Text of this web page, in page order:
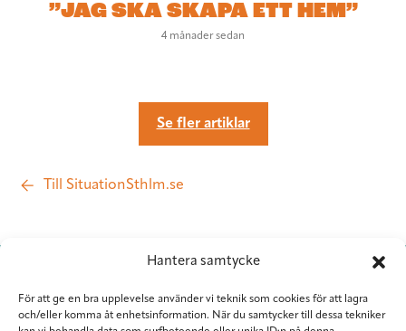
Hantera samtycke
För att ge en bra upplevelse använder vi teknik som cookies för att lagra
och/eller komma åt enhetsinformation. När du samtycker till dessa tekniker
”JAG SKA SKAPA ETT HEM”
4 månader sedan
Se fler artiklar
Till SituationSthlm.se